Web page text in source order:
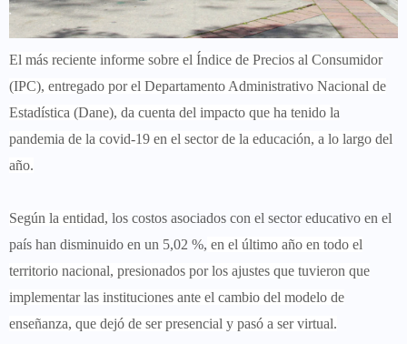
El más reciente informe sobre el Índice de Precios al Consumidor
(IPC), entregado por el Departamento Administrativo Nacional de
Estadística (Dane), da cuenta del impacto que ha tenido la
pandemia de la covid-19 en el sector de la educación, a lo largo del
año.
Según la entidad, los costos asociados con el sector educativo en el
país han disminuido en un 5,02 %, en el último año en todo el
territorio nacional, presionados por los ajustes que tuvieron que
implementar las instituciones ante el cambio del modelo de
enseñanza, que dejó de ser presencial y pasó a ser virtual.